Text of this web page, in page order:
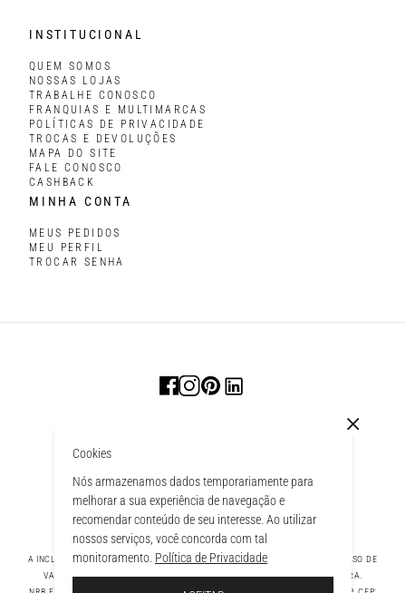
Cookies
Nós armazenamos dados temporariamente para
melhorar a sua experiência de navegação e
recomendar conteúdo de seu interesse. Ao utilizar
nossos serviços, você concorda com tal
monitoramento. Política de Privacidade
INSTITUCIONAL
QUEM SOMOS
NOSSAS LOJAS
TRABALHE CONOSCO
FRANQUIAS E MULTIMARCAS
POLÍTICAS DE PRIVACIDADE
TROCAS E DEVOLUÇÕES
MAPA DO SITE
FALE CONOSCO
CASHBACK
MINHA CONTA
MEUS PEDIDOS
MEU PERFIL
TROCAR SENHA
A INCLUSÃO DE UM PRODUTO NA SACOLA NÃO GARANTE SEU PREÇO. EM CASO DE
VARIAÇÃO, PREVALECERÁ O PREÇO VIGENTE NA FINALIZAÇÃO DA COMPRA.